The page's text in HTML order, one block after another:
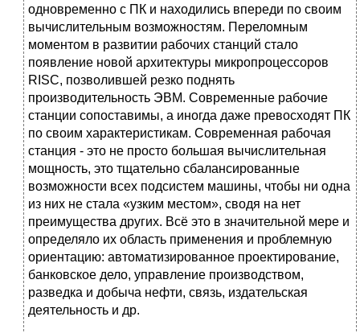
одновременно с ПК и находились впереди по своим
вычислительным возможностям. Переломным
моментом в развитии рабочих станций стало
появление новой архитектуры микропроцессоров
RISC, позволившей резко поднять
производительность ЭВМ. Современные рабочие
станции сопоставимы, а иногда даже превосходят ПК
по своим характеристикам. Современная рабочая
станция - это не просто большая вычислительная
мощность, это тщательно сбалансированные
возможности всех подсистем машины, чтобы ни одна
из них не стала «узким местом», сводя на нет
преимущества других. Всё это в значительной мере и
определяло их область применения и проблемную
ориентацию: автоматизированное проектирование,
банковское дело, управление производством,
разведка и добыча нефти, связь, издательская
деятельность и др.